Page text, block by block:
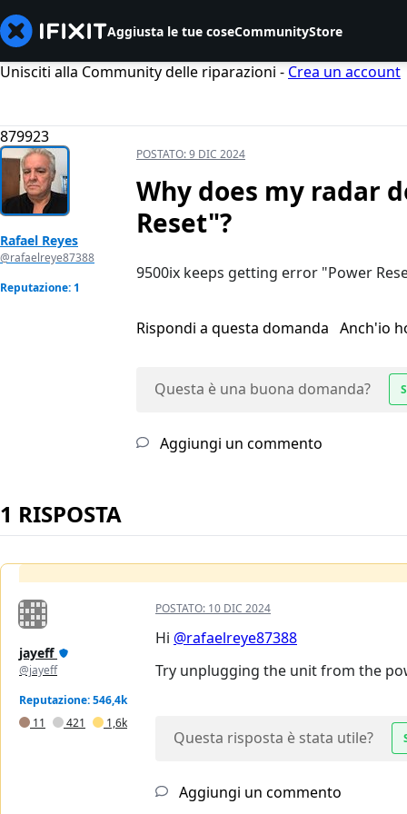
Aggiusta le tue coseCommunityStore
Unisciti alla Community delle riparazioni - Crea un account
879923
Rafael Reyes
@rafaelreye87388
Reputazione: 1
POSTATO:9 DIC 2024
Why does my radar
Reset"?
9500ix keeps getting error "Power
Rispondi a questa domanda Anch'io
Questa è una buona domanda?
Aggiungi un commento
1 RISPOSTA
jayeff
@jayeff
Reputazione: 546,4k
11
421 1,6k
POSTATO: 10 DIC 2024
Hi @rafaelreye87388
Try unplugging the unit from the
Questa risposta è stata utile?
Aggiungi un commento